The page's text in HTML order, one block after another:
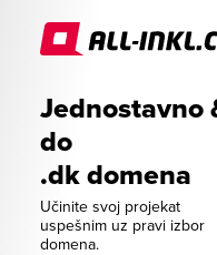
Jednostavno
do
.dk domena
Učinite svoj projekat
uspešnim uz pravi izbor
domena.